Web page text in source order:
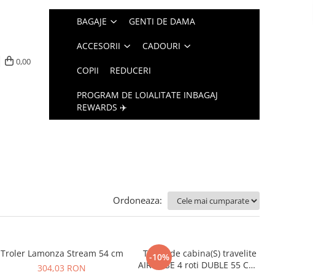
0,00
BAGAJE GENTI DE DAMA
ACCESORII CADOURI
COPII REDUCERI
PROGRAM DE LOIALITATE INBAGAJ
REWARDS ✈️
Ordoneaza:
Troler Lamonza Stream 54 cm
304,03 RON
-10%
Troler de cabina(S) travelite
AIR BASE 4 roti DUBLE 55 CM -